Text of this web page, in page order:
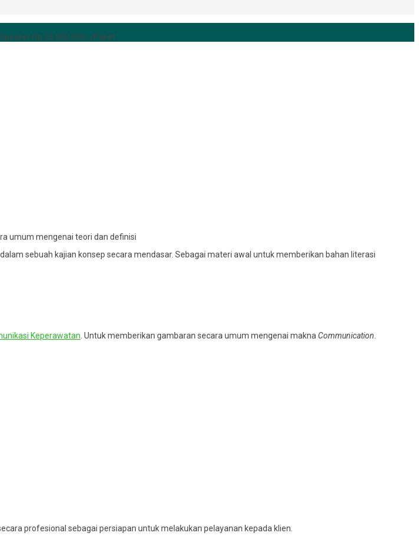
Rp 25.000.000,-/Paket
umum mengenai teori dan definisi
sebuah kajian konsep secara mendasar. Sebagai materi awal untuk memberikan bahan literasi
Keperawatan . Untuk memberikan gambaran secara umum mengenai makna Communication
profesional sebagai persiapan untuk melakukan pelayanan kepada klien.